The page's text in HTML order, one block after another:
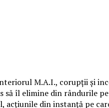
M.A.I., corupții și
să îl elimine din rândurile
din instanță pe